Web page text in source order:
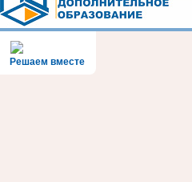
Решаем вместе